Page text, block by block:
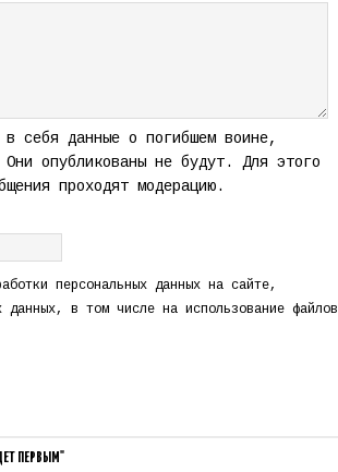
в себя данные о погибшем воине,
опубликованы не будут. Для этого
проходят модерацию.
персональных данныхна сайте,
данных, в том числе на использование файлов
ПЕРВЫМ"